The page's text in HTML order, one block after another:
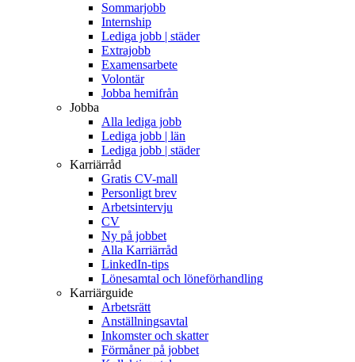
Sommarjobb
Internship
Lediga jobb | städer
Extrajobb
Examensarbete
Volontär
Jobba hemifrån
Jobba
Alla lediga jobb
Lediga jobb | län
Lediga jobb | städer
Karriärråd
Gratis CV-mall
Personligt brev
Arbetsintervju
CV
Ny på jobbet
Alla Karriärråd
LinkedIn-tips
Lönesamtal och löneförhandling
Karriärguide
Arbetsrätt
Anställningsavtal
Inkomster och skatter
Förmåner på jobbet